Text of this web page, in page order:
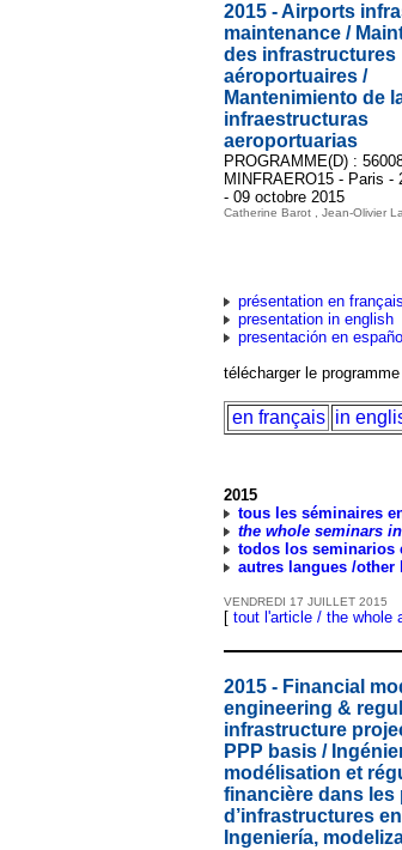
2015 - Airports
maintenance /
des infrastructures
aéroportuaires /
Mantenimiento de
infraestructuras
aeroportuarias
PROGRAMME(D) :
MINFRAERO15 - Paris -
- 09 octobre 2015
Catherine Barot , Jean-Olivier
présentation en français
presentation in english
presentación en español
télécharger le
en français in
2015
tous les séminaires
the whole seminars
todos los seminarios
autres langues /other
VENDREDI 17 JUILLET 2015
[ tout l'article / the whole
2015 - Financial
engineering &
infrastructure
PPP basis /
modélisation et
financière dans les
d’infrastructures
Ingeniería,